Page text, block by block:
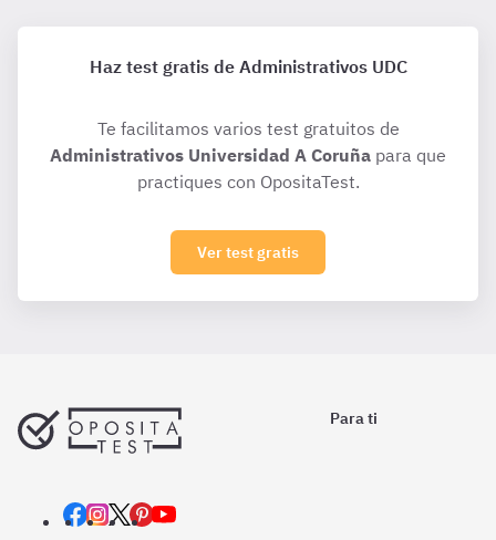
Haz test gratis de Administrativos UDC
Te facilitamos varios test gratuitos de
Administrativos Universidad A Coruña para que
practiques con OpositaTest.
Ver test gratis
Para ti